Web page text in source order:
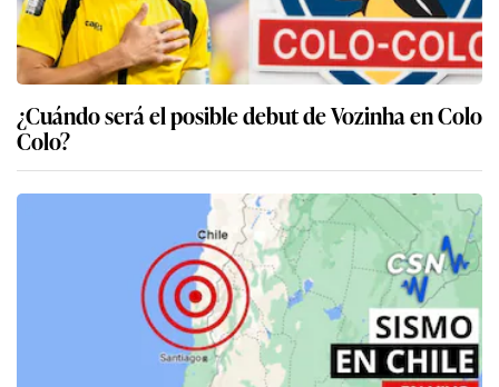
¿Cuándo será el posible debut de Vozinha en Colo
Colo?